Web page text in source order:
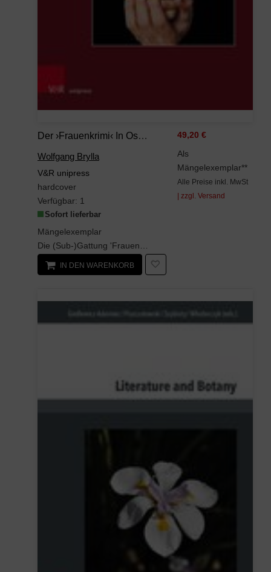
Der ›Frauenkrimi‹ In Ost Und West: Diskursive Verhandlungen Einer Subgattung (Andersheit – Fremdheit – Ungleichheit: Erfahrungen Von Disparatheit In Der Deutschsprachigen Literatur)
Wolfgang Brylla
V&R unipress
hardcover
Verfügbar: 1
Sofort lieferbar
Mängelexemplar
49,20 €
Als
Mängelexemplar**
Alle Preise inkl. MwSt
| zzgl. Versand
IN DEN WARENKORB